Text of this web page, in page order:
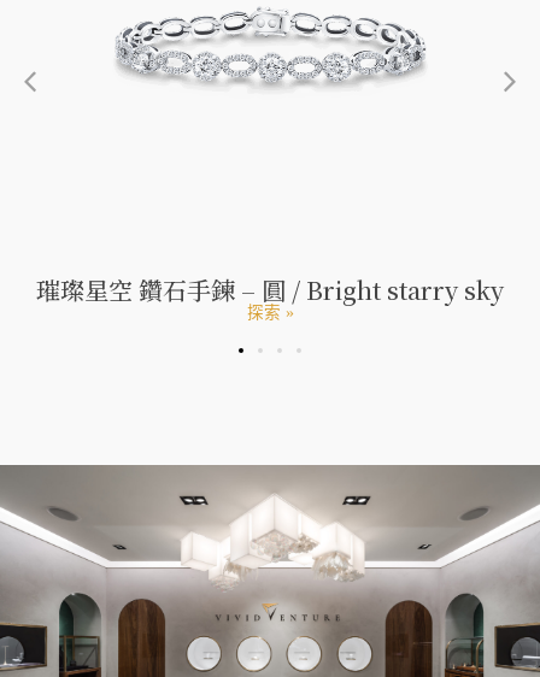
璀璨星空 鑽石手鍊 – 圓 / Bright starry sky
探索 »